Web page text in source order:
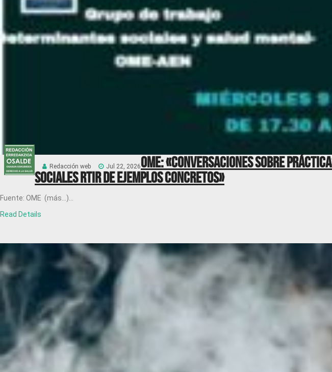
Redacción web Jul 22, 2026OME: «Conversaciones sobre
sociales RTIR DE EJEMPLOS CONCRETOS»
Fuente: OME (más…)...
Read Details